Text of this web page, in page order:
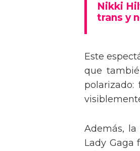
Nikki
trans y
Este
que
Además,
Lady Gaga